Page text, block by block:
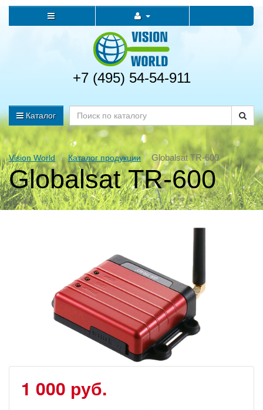
+7 (495) 54-54-911
Каталог
Vision World Каталог продукции Globalsat TR-600
Globalsat TR-600
1 000 руб.